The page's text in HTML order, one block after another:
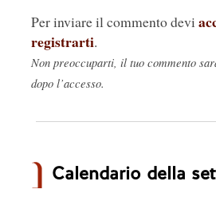
Per inviare il commento devi
registrarti.
Non preoccuparti, il tuo commento
dopo l’accesso.
Calendario della